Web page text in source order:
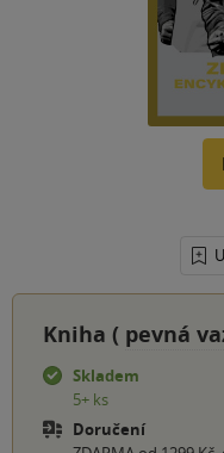
Kniha ( pevná
Skladem
5+ ks
Doručení